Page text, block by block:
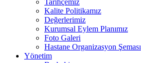
Kalite Politikamız
Değerlerimiz
Kurumsal Eylem Planımız
Foto Galeri
Hastane Organizasyon Şeması
Yönetim